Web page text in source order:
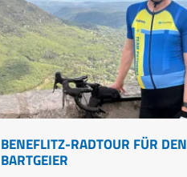
BENEFLITZ-RADTOUR FÜR DEN
BARTGEIER